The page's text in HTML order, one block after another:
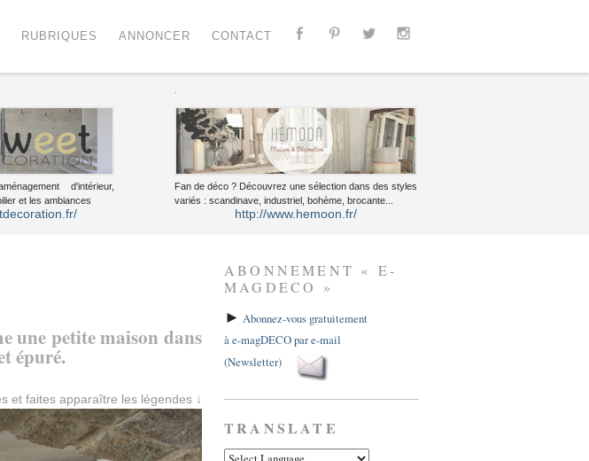
RUBRIQUES ANNONCER CONTACT
d'intérieur,
et les ambiances
Fan de déco ? Découvrez une sélection dans des styles
variés : scandinave, industriel, bohème, brocante...
http://www.hemoon.fr/
une petite maison dans
épuré.
et faites apparaître les légendes ↓
ABONNEMENT « E-
MAGDECO »
► Abonnez-vous gratuitement
à e-magDECO par e-mail
(Newsletter)
TRANSLATE